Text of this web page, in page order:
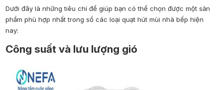
Dưới đây là những tiêu chí để giúp bạn có thể chọn được một sản
phẩm phù hợp nhất trong số các loại quạt hút mùi nhà bếp hiện
nay:
Công suất và lưu lượng gió